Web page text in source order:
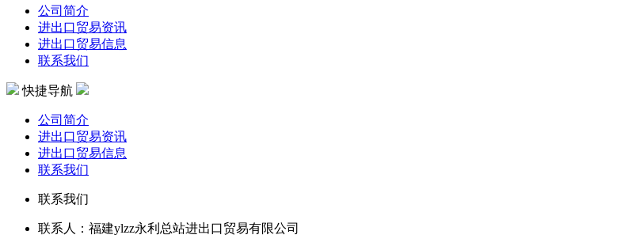
公司简介
进出口贸易资讯
进出口贸易信息
联系我们
快捷导航
公司简介
进出口贸易资讯
进出口贸易信息
联系我们
联系我们
联系人：福建ylzz永利总站进出口贸易有限公司